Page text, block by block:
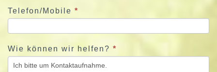
Telefon/Mobile *
Wie können wir helfen? *